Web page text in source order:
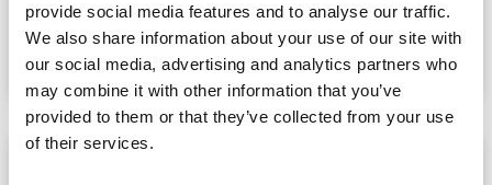
provide social media features and to analyse our traffic.
We also share information about your use of our site with
our social media, advertising and analytics partners who
may combine it with other information that you’ve
provided to them or that they’ve collected from your use
of their services.
Lire la suite »
9 Avril 2026